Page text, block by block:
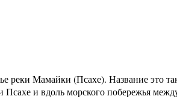
Мамайки (Псахе). Название это
и вдоль морского побережья